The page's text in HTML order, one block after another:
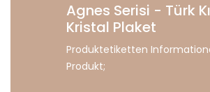
Agnes Serisi - Türk
Kristal Plaket
Produktetiketten
Produkt;